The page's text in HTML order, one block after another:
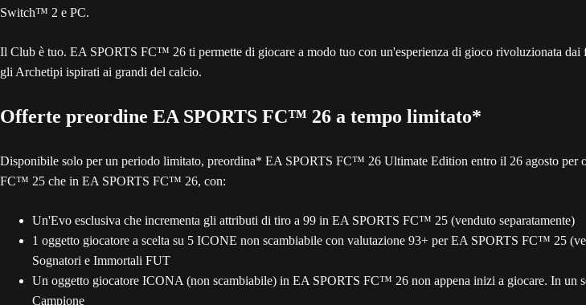
Switch™ 2 e PC.
Il Club è tuo. EA SPORTS FC™ 26 ti permette di giocare a modo tuo con un'esperienza di gioco rivoluzionata
gli Archetipi ispirati ai grandi del calcio.
Offerte preordine EA SPORTS FC™ 26 a tempo limitato*
Disponibile solo per un periodo limitato, preordina* EA SPORTS FC™ 26 Ultimate Edition entro il 26 agosto
FC™ 25 che in EA SPORTS FC™ 26, con:
Un'Evo esclusiva che incrementa gli attributi di tiro a 99 in EA SPORTS FC™ 25 (venduto separatamente)
1 oggetto giocatore a scelta su 5 ICONE non scambiabile con valutazione 93+ per EA SPORTS FC™ 25
Sognatori e Immortali FUT
Un oggetto giocatore ICONA (non scambiabile) in EA SPORTS FC™ 26 non appena inizi a giocare. In un
Campione